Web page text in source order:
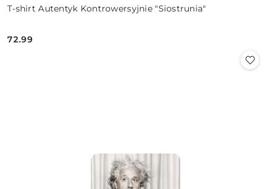
T-shirt Autentyk Kontrowersyjnie "Siostrunia"
Cena:
72.99